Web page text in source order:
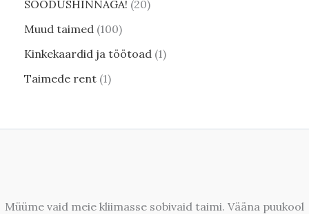
SOODUSHINNAGA! 20
Muud taimed 100
Kinkekaardid ja töötoad 1
Taimede rent 1
Müüme vaid meie kliimasse sobivaid taimi. Vääna puukool